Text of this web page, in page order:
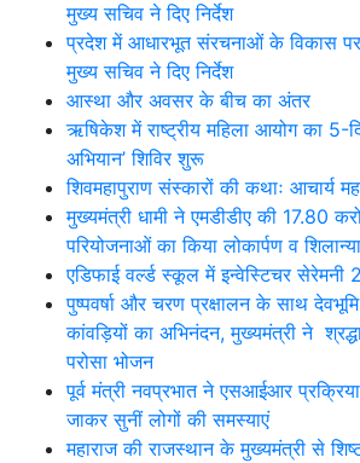
मुख्य सचिव ने दिए निर्देश
प्रदेश में आधारभूत संरचनाओं के विकास
मुख्य सचिव ने दिए निर्देश
आस्था और अवसर के बीच का अंतर
ऋषिकेश में राष्ट्रीय महिला आयोग का 5-
अभियान’ शिविर शुरू
शिवमहापुराण संस्कारों की कथाः आचार्य
मुख्यमंत्री धामी ने एमडीडीए की 17.80
परियोजनाओं का किया लोकार्पण व
एडिफाई वर्ल्ड स्कूल में इन्वेस्टिचर
पुष्पवर्षा और चरण प्रक्षालन के साथ
कांवड़ियों का अभिनंदन, मुख्यमंत्री ने
परोसा भोजन
पूर्व मंत्री नवप्रभात ने एसआईआर
जाकर सुनीं लोगों की समस्याएं
महाराज की राजस्थान के मुख्यमंत्री से